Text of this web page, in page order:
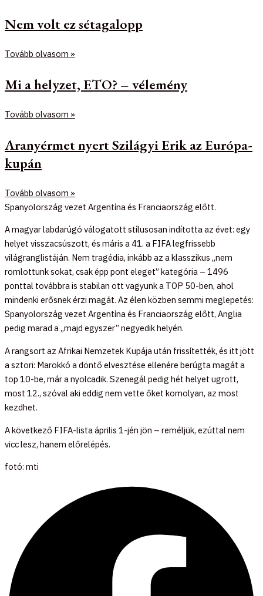
Nem volt ez sétagalopp
Tovább olvasom »
Mi a helyzet, ETO? – vélemény
Tovább olvasom »
Aranyérmet nyert Szilágyi Erik az Európa-
kupán
Tovább olvasom »
Spanyolország vezet Argentína és Franciaország előtt.
A magyar labdarúgó válogatott stílusosan indította az évet: egy
helyet visszacsúszott, és máris a 41. a FIFA legfrissebb
világranglistáján. Nem tragédia, inkább az a klasszikus „nem
romlottunk sokat, csak épp pont eleget” kategória – 1496
ponttal továbbra is stabilan ott vagyunk a TOP 50-ben, ahol
mindenki erősnek érzi magát. Az élen közben semmi meglepetés:
Spanyolország vezet Argentína és Franciaország előtt, Anglia
pedig marad a „majd egyszer” negyedik helyén.
A rangsort az Afrikai Nemzetek Kupája után frissítették, és itt jött
a sztori: Marokkó a döntő elvesztése ellenére berúgta magát a
top 10-be, már a nyolcadik. Szenegál pedig hét helyet ugrott,
most 12., szóval aki eddig nem vette őket komolyan, az most
kezdhet.
A következő FIFA-lista április 1-jén jön – reméljük, ezúttal nem
vicc lesz, hanem előrelépés.
fotó: mti